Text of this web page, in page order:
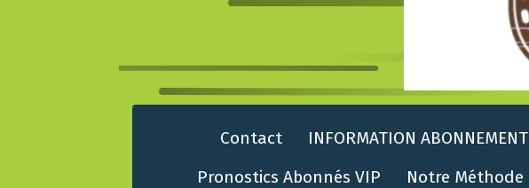
Contact INFORMATION ABONNEMENT
Pronostics Abonnés VIP
Notre Méthode